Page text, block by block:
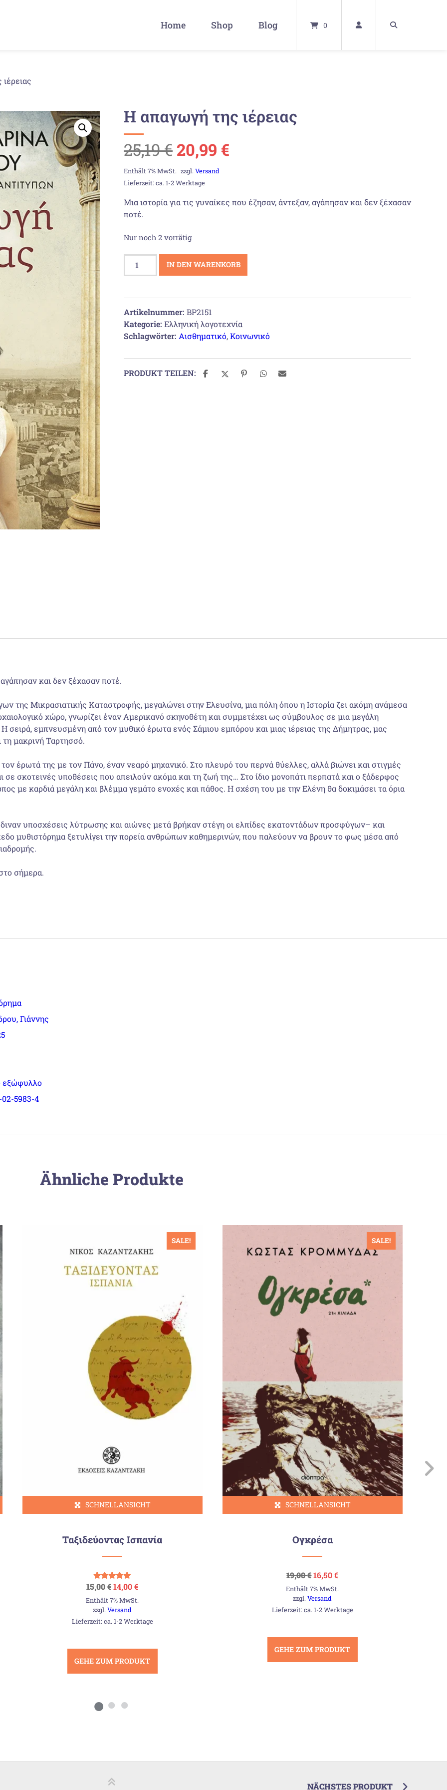
Home Shop Blog 0
Η απαγωγή της ιέρειας
25,19€ Ursprünglicher
Preis
war:
20,99 €
ist:
Enthält 7% MwSt. zzgl. Versand
Lieferzeit: ca. 1-2 Werktage
Μια ιστορία για τις γυναίκες που έζησαν, άντεξαν, αγάπησαν και δεν ξέχασαν
ποτέ.
Nur noch 2 vorrätig
Η
απαγωγή
ιέρειας
Menge
IN DEN WARENKORB
Artikelnummer: BP2151
Kategorie: Ελληνική λογοτεχνία
Schlagwörter: Αισθηματικό,Κοινωνικό
PRODUKT TEILEN:
και δεν ξέχασαν ποτέ.
της Μικρασιατικής Καταστροφής, μεγαλώνει στην Ελευσίνα, μια πόλη όπου η Ιστορία ζει ακόμη ανάμεσα
χώρο, γνωρίζει έναν Αμερικανό σκηνοθέτη και συμμετέχει ως σύμβουλος σε μια μεγάλη
σειρά, εμπνευσμένη από τον μυθικό έρωτα ενός Σάμιου εμπόρου και μιας ιέρειας της Δήμητρας, μας
τη μακρινή Ταρτησσό.
έρωτά της με τον Πάνο, έναν νεαρό μηχανικό. Στο πλευρό του περνά θύελλες, αλλά βιώνει και στιγμές
σκοτεινές υποθέσεις που απειλούν ακόμα και τη ζωή της… Στο ίδιο μονοπάτι περπατά και ο ξάδερφος
με καρδιά μεγάλη και βλέμμα γεμάτο ενοχές και πάθος. Η σχέση του με την Ελένη θα δοκιμάσει τα όρια
υποσχέσεις λύτρωσης και αιώνες μετά βρήκαν στέγη οι ελπίδες εκατοντάδων προσφύγων– και
μυθιστόρημα ξετυλίγει την πορεία ανθρώπων καθημερινών, που παλεύουν να βρουν το φως μέσα από
σήμερα.
Γιάννης
5983-4
Ähnliche Produkte
SALE!
SCHNELLANSICHT
Ταξιδεύοντας Ισπανία
Bewertet mit
5.00
von 5
15,00€Ursprünglicher
Preis
war:
15,00 €
14,00€Aktueller
ist:
Enthält 7% MwSt.
zzgl.Versand
Lieferzeit: ca. 1-2 Werktage
GEHE ZUM PRODUKT
SALE!
SCHNELLANSICHT
Ογκρέσα
19,00€Ursprünglicher
Preis
war:
19,00 €
16,50€Aktueller
ist:
Enthält 7% MwSt.
zzgl.Versand
Lieferzeit: ca. 1-2 Werktage
GEHE ZUM PRODUKT
NÄCHSTES PRODUKT